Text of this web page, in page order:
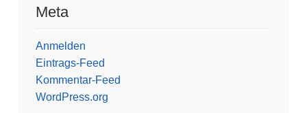
Meta
Anmelden
Eintrags-Feed
Kommentar-Feed
WordPress.org